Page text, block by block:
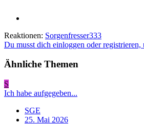
Reaktionen: Sorgenfresser333
Du musst dich einloggen oder
Ähnliche Themen
S
Ich habe aufgegeben...
SGE
25. Mai 2026